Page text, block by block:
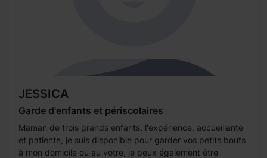
JESSICA
Garde d'enfants et périscolaires
Maman de trois grands enfants, l'expérience, accueillante
et patiente, je suis disponible pour garder vos petits bouts
à mon domicile ou au votre, je peux également être